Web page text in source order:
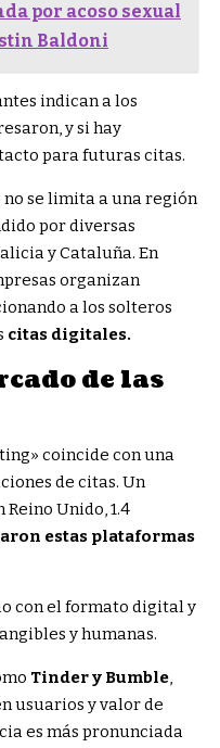
por acoso sexual
Baldoni
indican a los
y si hay
para futuras citas.
se limita a una región
por diversas
y Cataluña. En
organizan
a los solteros
citas digitales.
de las
coincide con una
de citas. Un
Unido, 1.4
estas plataformas
con el formato digital y
y humanas.
Tinder y Bumble,
usuarios y valor de
es más pronunciada